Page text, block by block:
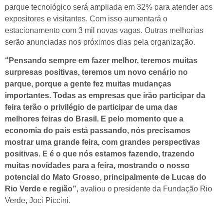
parque tecnológico será ampliada em 32% para atender aos
expositores e visitantes. Com isso aumentará o
estacionamento com 3 mil novas vagas. Outras melhorias
serão anunciadas nos próximos dias pela organização.
“Pensando sempre em fazer melhor, teremos muitas
surpresas positivas, teremos um novo cenário no
parque, porque a gente fez muitas mudanças
importantes. Todas as empresas que irão participar da
feira terão o privilégio de participar de uma das
melhores feiras do Brasil. E pelo momento que a
economia do país está passando, nós precisamos
mostrar uma grande feira, com grandes perspectivas
positivas. E é o que nós estamos fazendo, trazendo
muitas novidades para a feira, mostrando o nosso
potencial do Mato Grosso, principalmente de Lucas do
Rio Verde e região”, avaliou o presidente da Fundação Rio
Verde, Joci Piccini.